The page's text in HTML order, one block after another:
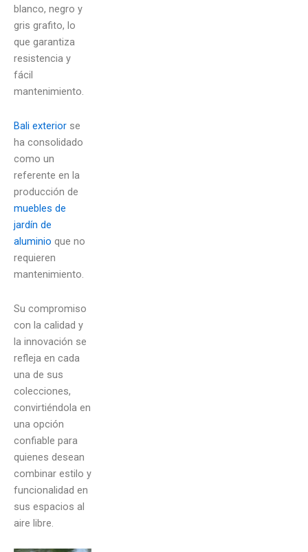
blanco, negro y
gris grafito, lo
que garantiza
resistencia y
fácil
mantenimiento.
Bali exterior se
ha consolidado
como un
referente en la
producción de
muebles de
jardín de
aluminio que no
requieren
mantenimiento.
Su compromiso
con la calidad y
la innovación se
refleja en cada
una de sus
colecciones,
convirtiéndola en
una opción
confiable para
quienes desean
combinar estilo y
funcionalidad en
sus espacios al
aire libre.